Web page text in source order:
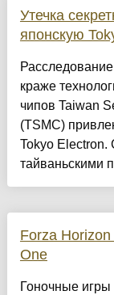
Утечка
японскую
краже
чипов Taiwan
(TSMC)
Tokyo
тайваньскими
Forza
One
Гоночные